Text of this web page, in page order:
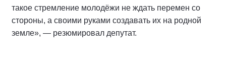
такое стремление молодёжи не ждать перемен со
стороны, а своими руками создавать их на родной
земле», — резюмировал депутат.